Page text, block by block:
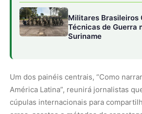
vida real das comunidades.